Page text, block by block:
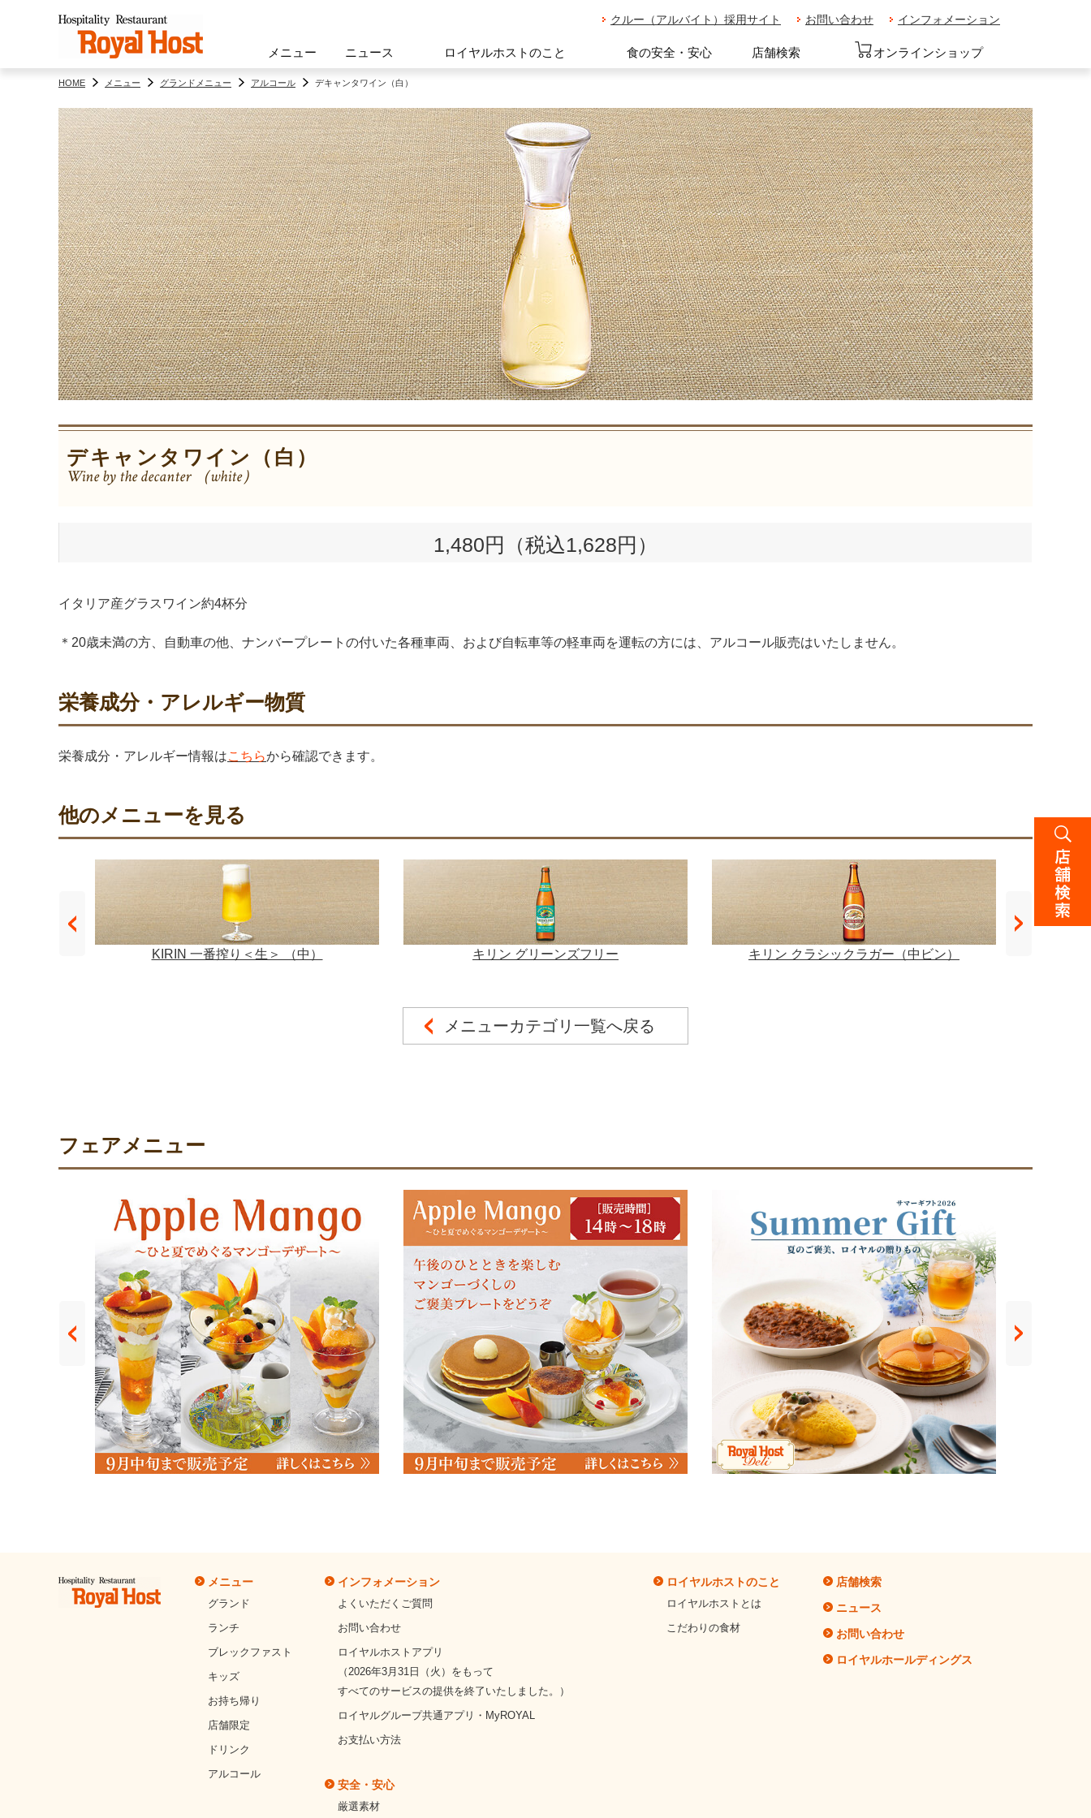
メニュー ニュース ロイヤルホストのこと 食の安全・安心 店舗検索 オンラインショップ
クルー（アルバイト）採用サイト お問い合わせ インフォメーション
HOME メニュー グランドメニュー アルコール デキャンタワイン（白）
デキャンタワイン（白）
Wine by the decanter （white）
1,480円（税込1,628円）
イタリア産グラスワイン約4杯分
＊20歳未満の方、自動車の他、ナンバープレートの付いた各種車両、および自転車等の軽車両を運転の方には、アルコール販売はいたしません。
栄養成分・アレルギー物質
栄養成分・アレルギー情報はこちらから確認できます。
他のメニューを見る
KIRIN 一番搾り＜生＞ （中） キリン グリーンズフリー キリン クラシックラガー（中ビン）
メニューカテゴリ一覧へ戻る
フェアメニュー
メニュー
グランド
ランチ
ブレックファスト
キッズ
お持ち帰り
店舗限定
ドリンク
アルコール
インフォメーション
よくいただくご質問
お問い合わせ
ロイヤルホストアプリ
（2026年3月31日（火）をもって
すべてのサービスの提供を終了いたしました。）
ロイヤルグループ共通アプリ・MyROYAL
お支払い方法
安全・安心
厳選素材
ロイヤルホストのこと
ロイヤルホストとは
こだわりの食材
店舗検索
ニュース
お問い合わせ
ロイヤルホールディングス